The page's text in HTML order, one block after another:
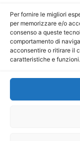
Per fornire le migliori
per memorizzare e/o
consenso a queste
comportamento di
acconsentire o ritirare il
caratteristiche e funzioni.
Direttore
Direttore
Mercurio
iscritta al